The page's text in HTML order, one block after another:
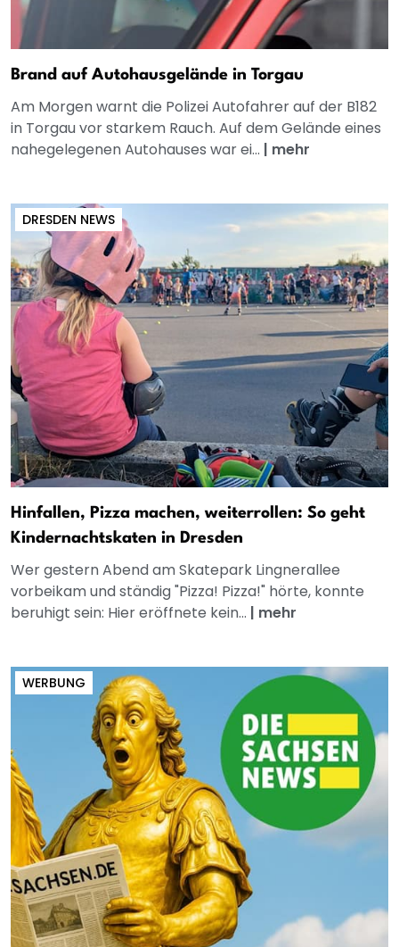
Brand auf Autohausgelände in Torgau
Am Morgen warnt die Polizei Autofahrer auf der B182
in Torgau vor starkem Rauch. Auf dem Gelände eines
nahegelegenen Autohauses war ei... | mehr
DRESDEN NEWS
Hinfallen, Pizza machen, weiterrollen: So geht
Kindernachtskaten in Dresden
Wer gestern Abend am Skatepark Lingnerallee
vorbeikam und ständig "Pizza! Pizza!" hörte, konnte
beruhigt sein: Hier eröffnete kein... | mehr
WERBUNG